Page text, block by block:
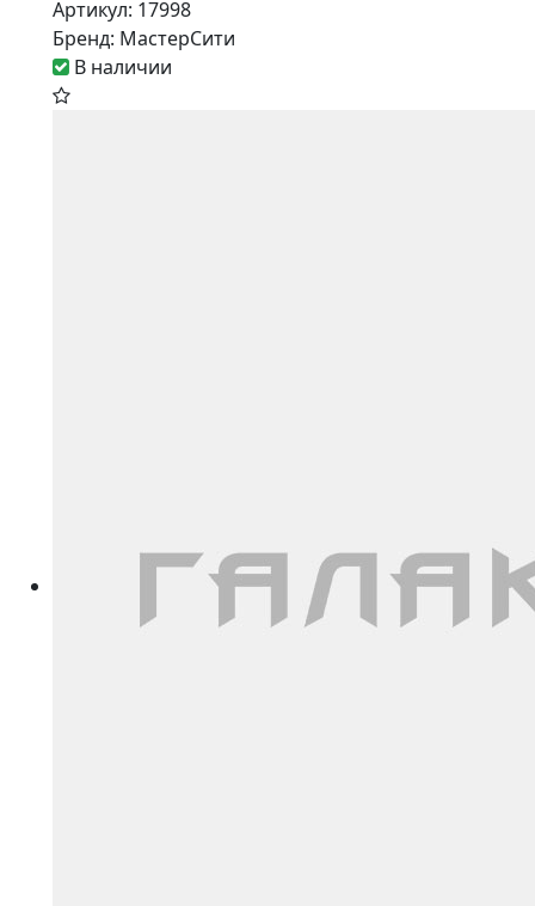
Артикул: 17998
Бренд: МастерСити
В наличии